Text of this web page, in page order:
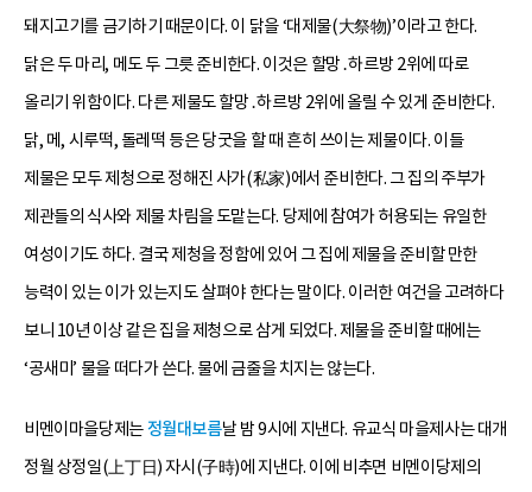
돼지고기를 금기하기 때문이다. 이 닭을 ‘대제물(大祭物)’이라고 한다.
닭은 두 마리, 메도 두 그릇 준비한다. 이것은 할망․하르방 2위에 따로
올리기 위함이다. 다른 제물도 할망․하르방 2위에 올릴 수 있게 준비한다.
닭, 메, 시루떡, 돌레떡 등은 당굿을 할 때 흔히 쓰이는 제물이다. 이들
제물은 모두 제청으로 정해진 사가(私家)에서 준비한다. 그 집의 주부가
제관들의 식사와 제물 차림을 도맡는다. 당제에 참여가 허용되는 유일한
여성이기도 하다. 결국 제청을 정함에 있어 그 집에 제물을 준비할 만한
능력이 있는 이가 있는지도 살펴야 한다는 말이다. 이러한 여건을 고려하다
보니 10년 이상 같은 집을 제청으로 삼게 되었다. 제물을 준비할 때에는
‘공새미’ 물을 떠다가 쓴다. 물에 금줄을 치지는 않는다.
비멘이마을당제는정월대보름날 밤 9시에 지낸다. 유교식 마을제사는 대개
정월 상정일(上丁日) 자시(子時)에 지낸다. 이에 비추면 비멘이당제의